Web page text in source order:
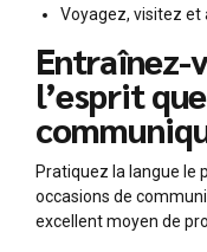
Voyagez, visitez et
Entraînez-
l’esprit
Pratiquez la langue le
occasions de
excellent moyen de